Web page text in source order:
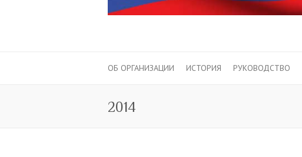
ОБ ОРГАНИЗАЦИИ ИСТОРИЯ РУКОВОДСТВО
2014